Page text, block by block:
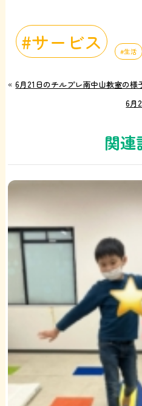
サービス 生活
«6月21日のチルプレ南中山教室の様
6月
関連